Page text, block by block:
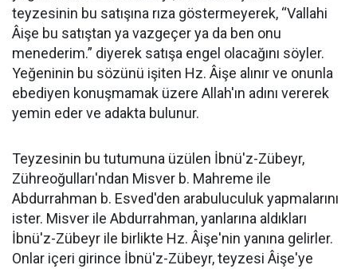
teyzesinin bu satışına rıza göstermeyerek, “Vallahi
Âişe bu satıştan ya vazgeçer ya da ben onu
menederim.” diyerek satışa engel olacağını söyler.
Yeğeninin bu sözünü işiten Hz. Âişe alınır ve onunla
ebediyen konuşmamak üzere Allah'ın adını vererek
yemin eder ve adakta bulunur.
Teyzesinin bu tutumuna üzülen İbnü'z-Zübeyr,
Zühreoğulları'ndan Misver b. Mahreme ile
Abdurrahman b. Esved'den arabuluculuk yapmalarını
ister. Misver ile Abdurrahman, yanlarına aldıkları
İbnü'z-Zübeyr ile birlikte Hz. Âişe'nin yanına gelirler.
Onlar içeri girince İbnü'z-Zübeyr, teyzesi Âişe'ye